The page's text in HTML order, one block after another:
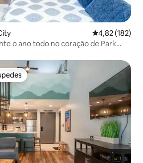
4,82 de uma
4,82 (182)
o ano todo no coração de Park
dos hóspedes